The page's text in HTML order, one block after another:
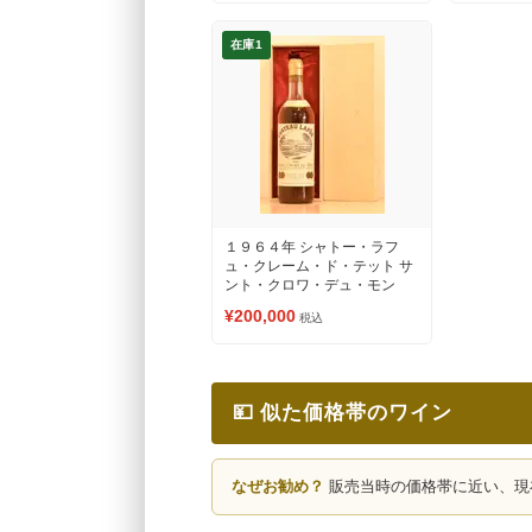
在庫1
１９６４年 シャトー・ラフ
ュ・クレーム・ド・テット サ
ント・クロワ・デュ・モン
¥200,000 税込
💴 似た価格帯のワイン
なぜお勧め？ 販売当時の価格帯に近い、現